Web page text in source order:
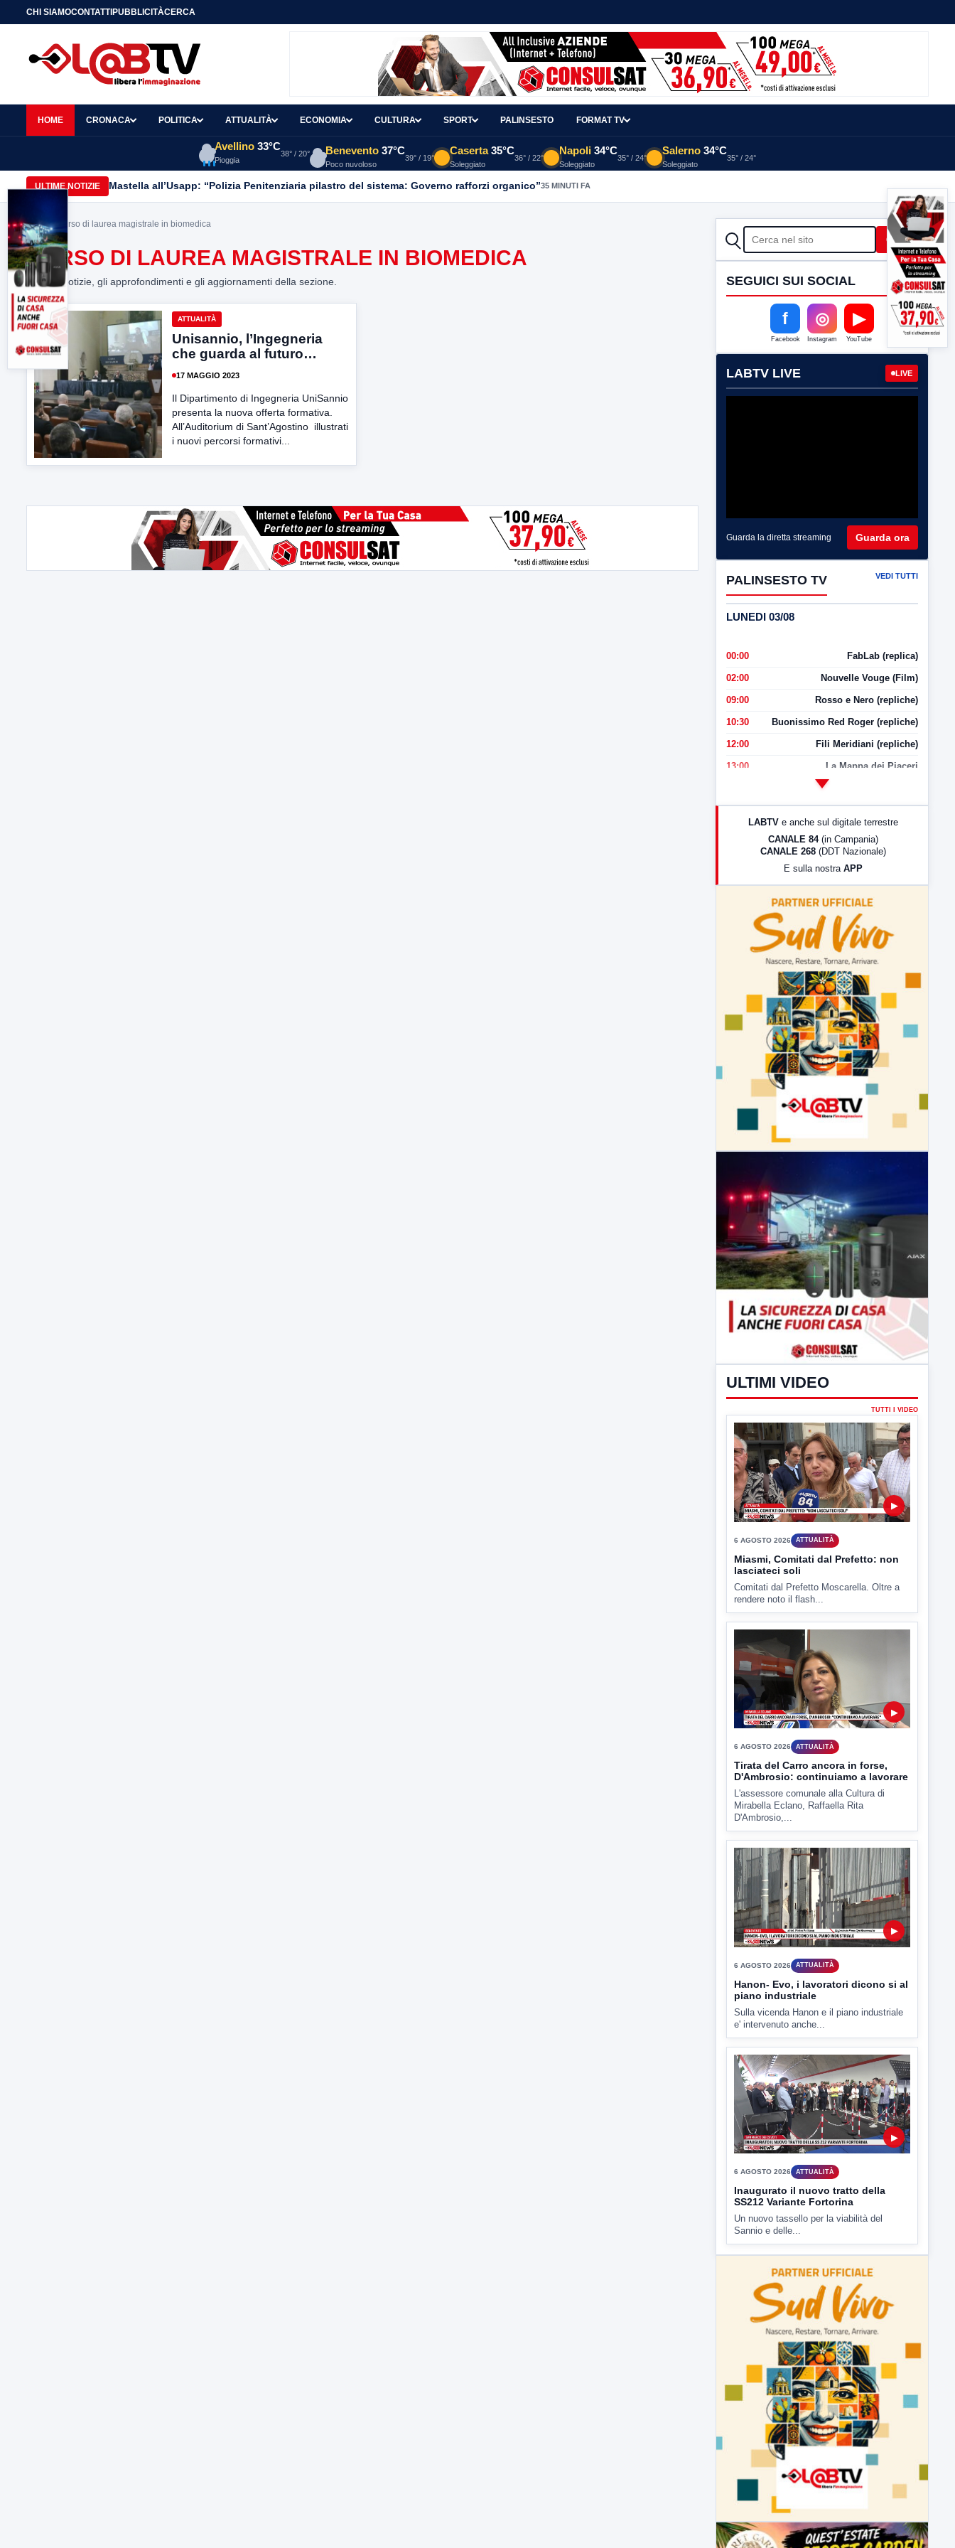
CHI SIAMOCONTATTIPUBBLICITÀCERCA
HOME CRONACA POLITICA ATTUALITÀ ECONOMIA CULTURA SPORT PALINSESTO FORMAT TV
Avellino 33°C
Pioggia
38° / 20° Benevento 37°C
Poco nuvoloso
39° / 19°
Caserta 35°C
Soleggiato
36° / 22°
Napoli 34°C
Soleggiato
35° / 24°
Salerno 34°C
Soleggiato
35° / 24°
ULTIME NOTIZIE Mastella all’Usapp: “Polizia Penitenziaria pilastro del sistema: Governo rafforzi organico”35 MINUTI FA
Home> corso di laurea magistrale in biomedica
CORSO DI LAUREA MAGISTRALE IN BIOMEDICA
Tutte le notizie, gli approfondimenti e gli aggiornamenti della sezione.
ATTUALITÀ
Unisannio, l’Ingegneria
che guarda al futuro…
17 MAGGIO 2023
Il Dipartimento di Ingegneria UniSannio
presenta la nuova offerta formativa.
All’Auditorium di Sant’Agostino illustrati
i nuovi percorsi formativi...
CERCA Cerca
SEGUICI SUI SOCIAL
f
Facebook
◎
Instagram
▶
YouTube
LABTV LIVE LIVE
Guarda la diretta streaming Guarda ora
PALINSESTO TV VEDI TUTTI
LUNEDI 03/08
00:00 FabLab (replica)
02:00 Nouvelle Vouge (Film)
09:00 Rosso e Nero (repliche)
10:30 Buonissimo Red Roger (repliche)
12:00 Fili Meridiani (repliche)
13:00 La Mappa dei Piaceri
LabNews (Diretta)
LabNews (replica)
LABTV e anche sul digitale terrestre
CANALE 84 (in Campania)
CANALE 268 (DDT Nazionale)
E sulla nostra APP
ULTIMI VIDEO
▶
Miasmi, Comitati dal Prefetto: non
lasciateci soli
Comitati dal Prefetto Moscarella. Oltre a
rendere noto il flash...
▶
6 AGOSTO 2026 ATTUALITÀ
Tirata del Carro ancora in forse,
D'Ambrosio: continuiamo a lavorare
L'assessore comunale alla Cultura di
Mirabella Eclano, Raffaella Rita
D'Ambrosio,...
▶
Hanon- Evo, i lavoratori dicono si al
piano industriale
Sulla vicenda Hanon e il piano industriale
e' intervenuto anche...
6 AGOSTO 2026 ATTUALITÀ
Inaugurato il nuovo tratto della
SS212 Variante Fortorina
Un nuovo tassello per la viabilità del
Sannio e delle...